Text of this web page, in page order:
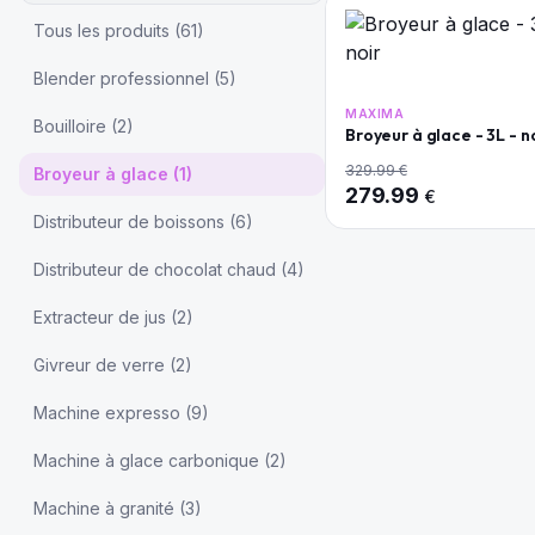
Tous les produits (61)
Blender professionnel (5)
Bouilloire (2)
Broyeur à glace (1)
Distributeur de boissons (6)
Distributeur de chocolat chaud (4)
Extracteur de jus (2)
Givreur de verre (2)
Machine expresso (9)
Machine à glace carbonique (2)
Machine à granité (3)
MAXIMA
Broyeur à glace - 3L -
329.99€
279.99 €